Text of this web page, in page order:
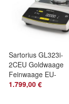
Sartorius GL323i-
2CEU Goldwaage
Feinwaage EU-
geeicht bis 320g
1.799,00 €